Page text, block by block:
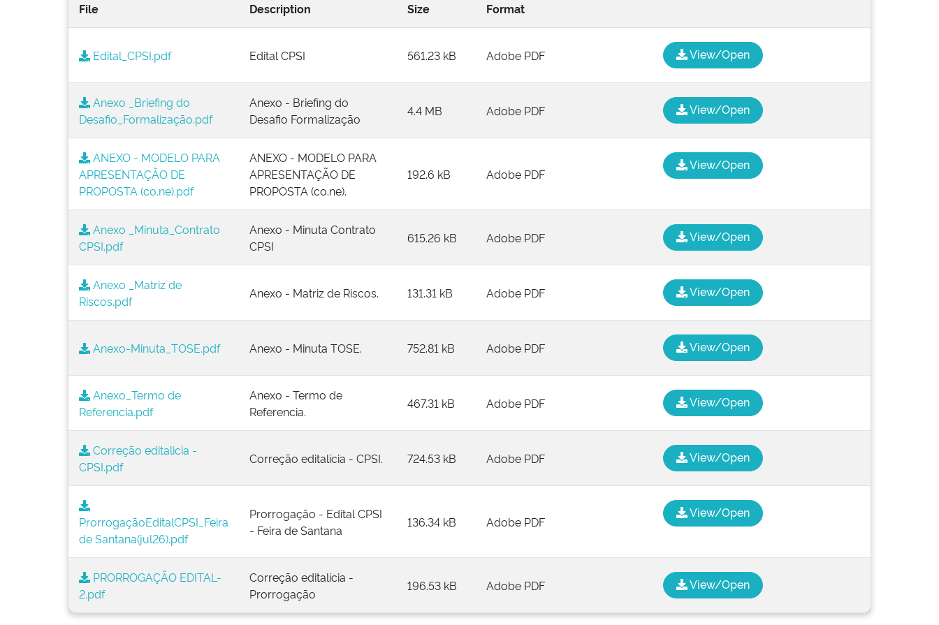
File Description Size Format
Edital_CPSI.pdf Edital CPSI 561.23 kB Adobe PDF View/Open
Anexo _Briefing do
Desafio_Formalização.pdf
Anexo - Briefing do
Desafio Formalização
4.4 MB Adobe PDF View/Open
ANEXO - MODELO PARA
APRESENTAÇÃO DE
PROPOSTA (co.ne).pdf
ANEXO - MODELO PARA
APRESENTAÇÃO DE
PROPOSTA (co.ne).
192.6 kB Adobe PDF
View/Open
Anexo _Minuta_Contrato
CPSI.pdf
Anexo - Minuta Contrato
CPSI
615.26 kB Adobe PDF View/Open
Anexo _Matriz de
Riscos.pdf
Anexo - Matriz de Riscos. 131.31 kB Adobe PDF View/Open
Anexo-Minuta_TOSE.pdf Anexo - Minuta TOSE. 752.81 kB Adobe PDF View/Open
Anexo_Termo de
Referencia.pdf
Anexo - Termo de
Referencia.
467.31 kB Adobe PDF View/Open
Correção editalicia -
CPSI.pdf
Correção editalícia - CPSI. 724.53 kB Adobe PDF View/Open
ProrrogaçãoEditalCPSI_Feira
de Santana(jul26).pdf
Prorrogação - Edital CPSI
- Feira de Santana
136.34 kB Adobe PDF
View/Open
PRORROGAÇÃO EDITAL-
2.pdf
Correção editalícia -
Prorrogação
196.53 kB Adobe PDF View/Open